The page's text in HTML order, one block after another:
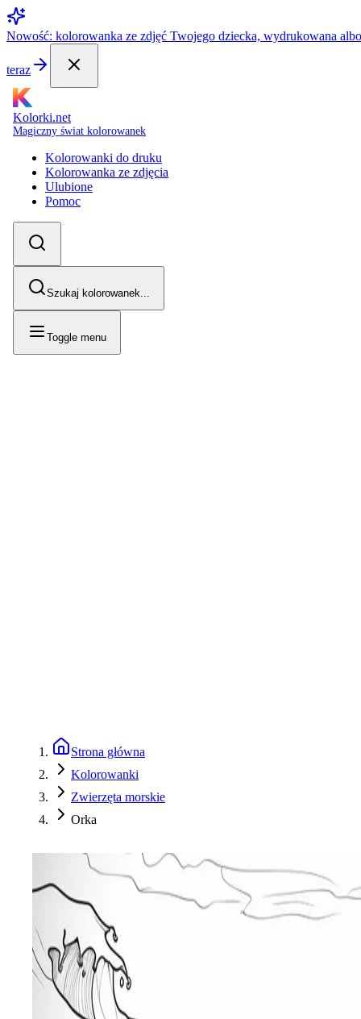
Nowość: kolorowanka ze zdjęć Twojego dziecka, wydrukowana
teraz
Kolorki.net
Magiczny świat kolorowanek
Kolorowanki do druku
Kolorowanka ze zdjęcia
Ulubione
Pomoc
Szukaj kolorowanek...
Toggle menu
Strona główna
Kolorowanki
Zwierzęta morskie
Orka